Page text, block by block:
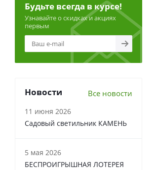
Будьте всегда в курсе!
Узнавайте о скидках и акциях
первым
Новости Все новости
11 июня 2026
Садовый светильник КАМЕНЬ
5 мая 2026
БЕСПРОИГРЫШНАЯ ЛОТЕРЕЯ